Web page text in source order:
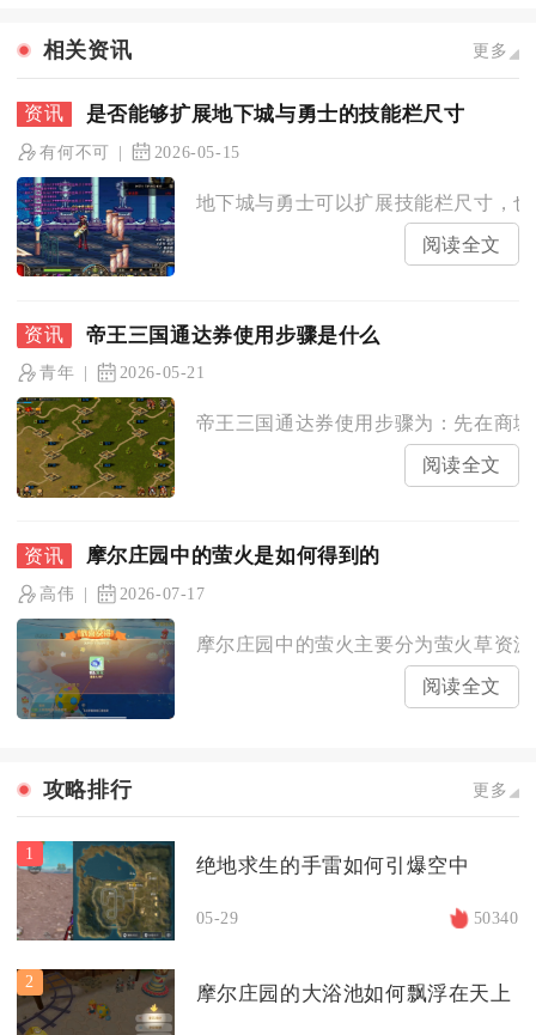
相关资讯 更多
是否能够扩展地下城与勇士的技能栏尺寸
有何不可 2026-05-15
地下城与勇士可以扩展技能栏尺寸，
阅读全文
帝王三国通达券使用步骤是什么
青年 2026-05-21
帝王三国通达券使用步骤为：先在商
阅读全文
摩尔庄园中的萤火是如何得到的
高伟 2026-07-17
摩尔庄园中的萤火主要分为萤火草资
阅读全文
攻略排行 更多
1
绝地求生的手雷如何引爆空中
05-29 50340
2
摩尔庄园的大浴池如何飘浮在天上